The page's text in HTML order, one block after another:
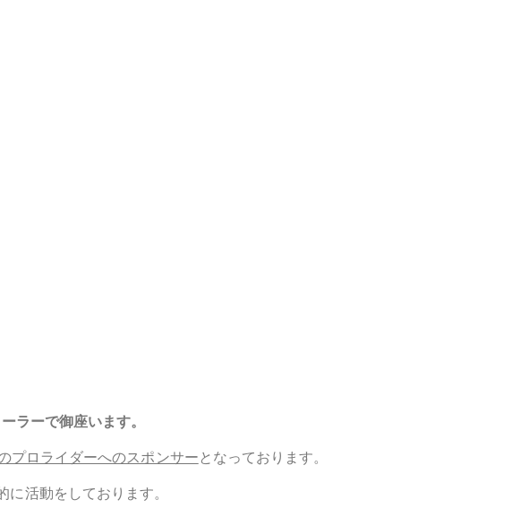
ラーで御座います。
プロライダーへのスポンサーとなっております。
活動をしております。